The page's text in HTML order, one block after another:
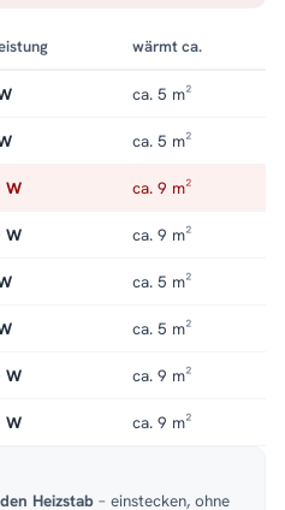
wärmt ca.
ca. 5 m²
ca. 5 m²
W ca. 9 m²
W ca. 9 m²
ca. 5 m²
ca. 5 m²
W ca. 9 m²
W ca. 9 m²
Heizstab – einstecken, ohne